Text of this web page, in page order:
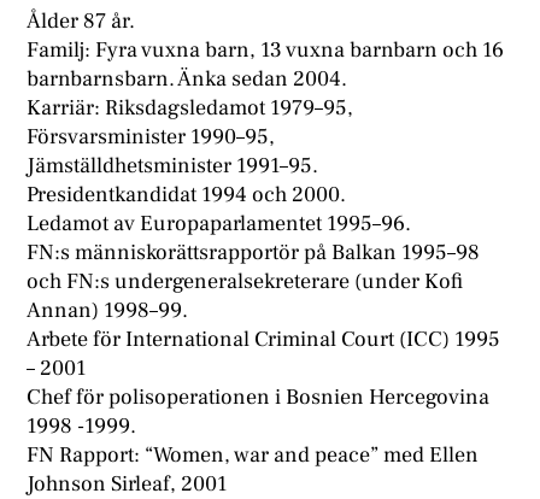
Ålder 87 år.
Familj: Fyra vuxna barn, 13 vuxna barnbarn och 16
barnbarnsbarn. Änka sedan 2004.
Karriär: Riksdagsledamot 1979–95,
Försvarsminister 1990–95,
Jämställdhetsminister 1991–95.
Presidentkandidat 1994 och 2000.
Ledamot av Europaparlamentet 1995–96.
FN:s människorättsrapportör på Balkan 1995–98
och FN:s undergeneralsekreterare (under Kofi
Annan) 1998–99.
Arbete för International Criminal Court (ICC) 1995
– 2001
Chef för polisoperationen i Bosnien Hercegovina
1998 -1999.
FN Rapport: “Women, war and peace” med Ellen
Johnson Sirleaf, 2001